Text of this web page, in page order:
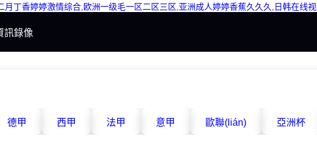
丁香婷婷激情综合,欧洲一级毛一区二区三区,亚洲成人婷婷香蕉久久久,日韩在线
訊錄像
德甲 西甲 法甲 意甲 歐聯(lián) 亞洲杯